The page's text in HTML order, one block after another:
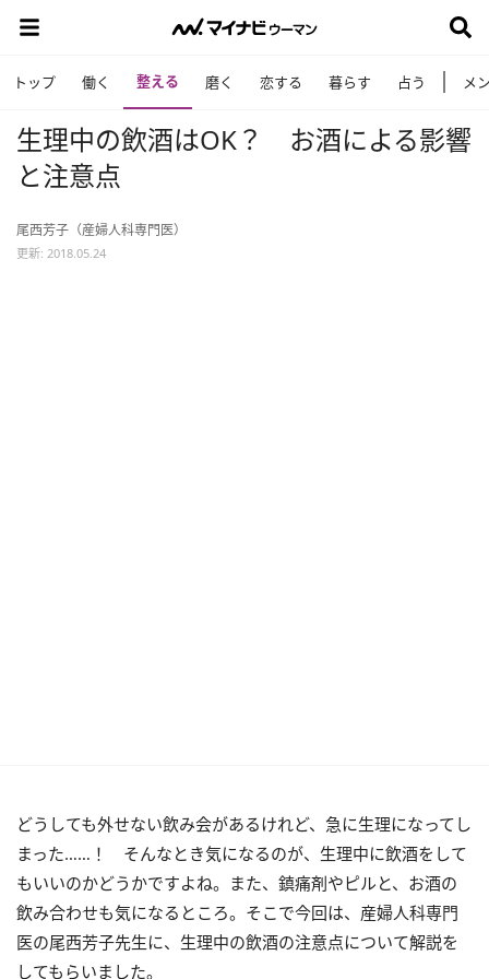
トップ 働く 整える 磨く 恋する 暮らす 占う メ
生理中の飲酒はOK？ お酒による影響
と注意点
尾西芳子（産婦人科専門医）
更新: 2018.05.24
どうしても外せない飲み会があるけれど、急に生理になってし
まった……！ そんなとき気になるのが、生理中に飲酒をして
もいいのかどうかですよね。また、鎮痛剤やピルと、お酒の
飲み合わせも気になるところ。そこで今回は、産婦人科専門
医の尾西芳子先生に、生理中の飲酒の注意点について解説を
してもらいました。